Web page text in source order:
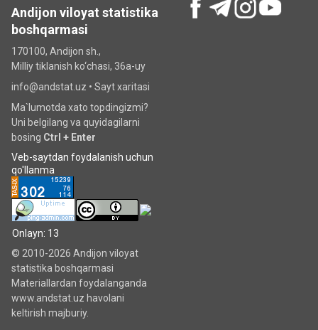
Andijon viloyat statistika
boshqarmasi
170100, Andijon sh.,
Milliy tiklanish ko‘chаsi, 36a-uy
info@andstat.uz • Sayt xaritasi
Ma`lumotda xato topdingizmi?
Uni belgilang va quyidagilarni
bosing Ctrl + Enter
Veb-saytdan foydalanish uchun
qo'llanma
Onlayn: 13
© 2010-2026 Andijon viloyat
statistika boshqarmasi
Materiallardan foydalanganda
www.andstat.uz havolani
keltirish majburiy.